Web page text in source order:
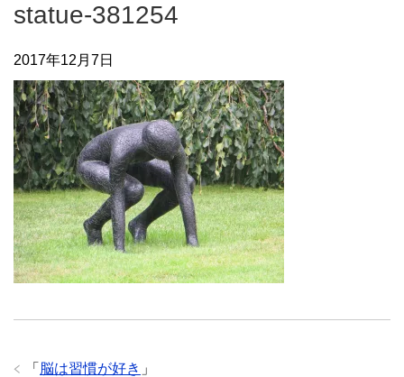
statue-381254
2017年12月7日
「 脳は習慣が好き 」